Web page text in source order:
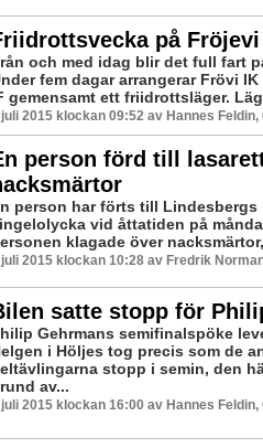
på Fröjevi
och med idag blir det full fart
fem dagar arrangerar Frövi
gemensamt ett friidrottsläger.
2015 klockan 09:52 av Hannes Feldin,
person förd till
person har förts till Lindesbergs
vid åttatiden på
klagade över
2015 klockan 10:28 av Fredrik
satte stopp för
Gehrmans semifinalspöke
i Höljes tog precis som de
stopp i semin, den
av...
2015 klockan 16:00 av Hannes Feldin,